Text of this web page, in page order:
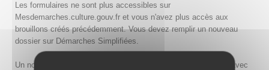
Les formulaires ne sont plus accessibles sur
Mesdemarches.culture.gouv.fr et vous n'avez plus accès aux
brouillons créés précédemment. Vous devez remplir un nouveau
dossier sur Démarches Simplifiées.
Un nouveau compte doit être créé sur Démarches Simplifiées avec